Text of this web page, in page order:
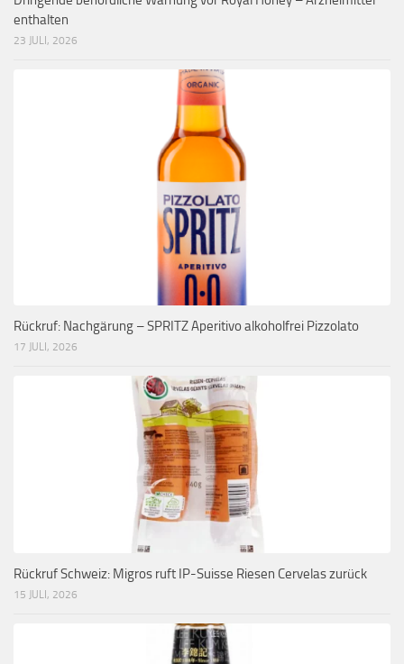
enthalten
23 JULI, 2026
Rückruf: Nachgärung – SPRITZ Aperitivo alkoholfrei Pizzolato
17 JULI, 2026
Rückruf Schweiz: Migros ruft IP-Suisse Riesen Cervelas zurück
15 JULI, 2026